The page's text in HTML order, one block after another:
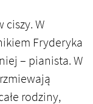
W
Fryderyka
– pianista. W
rodziny,